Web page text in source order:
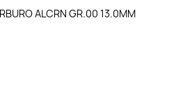
ALCRN GR.00 13.0MM